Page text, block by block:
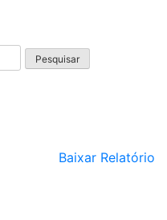
Baixar Relatório